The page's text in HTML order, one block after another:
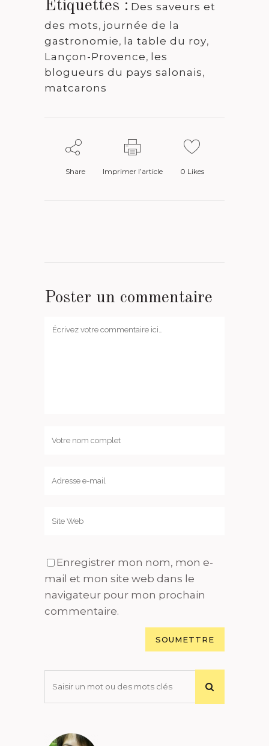
Étiquettes : Des saveurs et
des mots, journée de la
gastronomie, la table du roy,
Lançon-Provence, les
blogueurs du pays salonais,
matcarons
Share Imprimer l’article 0 Likes
Poster un commentaire
Enregistrer mon nom, mon e-
mail et mon site web dans le
navigateur pour mon prochain
commentaire.